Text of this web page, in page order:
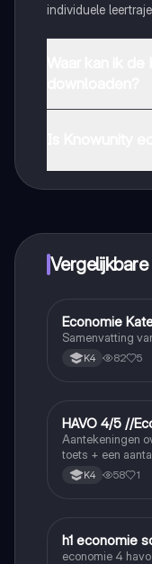
individuele
Economie
Economie
Samenvatting
K4 82 5
Economie
HAVO 4/5 //
Aantekeningen
toets + een
K4 58 1
Economie
h1 economie
economie 4